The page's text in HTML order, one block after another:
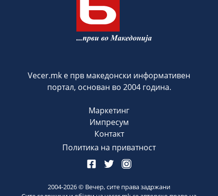
Vecer.mk е прв македонски информативен
портал, основан во 2004 година.
Маркетинг
Импресум
Контакт
Политика на приватност
2004-2026© Вечер, сите права задржани